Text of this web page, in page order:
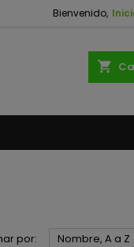
Bienvenido,
shopping_cart
por: Nombre, A a Z